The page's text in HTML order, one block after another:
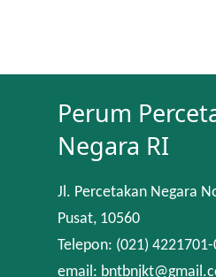
Perum
Negara RI
Jl. Percetakan Negara
Pusat, 10560
Telepon: (021) 4221701-
email: